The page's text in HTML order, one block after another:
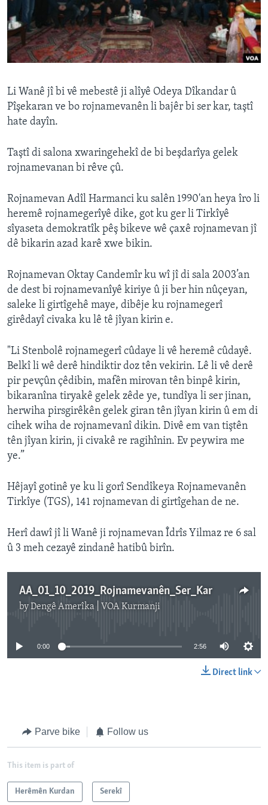
ÇAND Û HUNER
SERNIVÎS
SORANÎ
Learning English
FOLLOW US
Zimanên Din
Li Wanê jî bi vê mebestê ji alîyê Odeya Dîkandar û
Pîşekaran ve bo rojnamevanên li bajêr bi ser kar, taştî
hate dayîn.
Taştî di salona xwaringehekî de bi beşdarîya gelek
rojnamevanan bi rêve çû.
Rojnamevan Adîl Harmanci ku salên 1990'an heya îro li
heremê rojnamegerîyê dike, got ku ger li Tirkîyê
sîyaseta demokratîk pêş bikeve wê çaxê rojnamevan jî
dê bikarin azad karê xwe bikin.
Rojnamevan Oktay Candemîr ku wî jî di sala 2003’an
de dest bi rojnamevanîyê kiriye û ji ber hin nûçeyan,
saleke li girtîgehê maye, dibêje ku rojnamegerî
girêdayî civaka ku lê tê jîyan kirin e.
"Li Stenbolê rojnamegerî cûdaye li vê heremê cûdayê.
Belkî li wê derê hindiktir doz tên vekirin. Lê li vê derê
pir pevçûn çêdibin, mafên mirovan tên binpê kirin,
bikaranîna tiryakê gelek zêde ye, tundîya li ser jinan,
herwiha pirsgirêkên gelek giran tên jîyan kirin û em di
cihek wiha de rojnamevanî dikin. Divê em van tiştên
tên jîyan kirin, ji civakê re ragihînin. Ev peywira me
ye.”
Hêjayî gotinê ye ku li gorî Sendîkeya Rojnamevanên
Tirkîye (TGS), 141 rojnamevan di girtîgehan de ne.
Herî dawî jî li Wanê ji rojnamevan Îdrîs Yilmaz re 6 sal
û 3 meh cezayê zindanê hatibû birîn.
AA_01_10_2019_Rojnamevanên_Ser_Kar
byDengê Amerîka | VOA Kurmanji
No media source currently available
0:00 2:56
Direct link
Parve bike Follow us
This item is part of
Herêmên Kurdan Serekî